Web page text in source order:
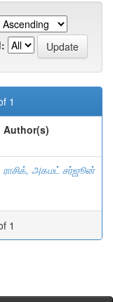
1
Author(s)
ராசிக், அகமட் சர்ஜூன்
1